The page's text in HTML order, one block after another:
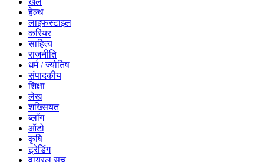
हेल्थ
लाइफस्टाइल
करियर
साहित्य
राजनीति
धर्म / ज्योतिष
संपादकीय
शिक्षा
लेख
शख्सियत
ब्लॉग
ऑटो
कृषि
ट्रेडिंग
वायरल सच